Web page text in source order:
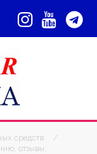
средств
/
отзывы,